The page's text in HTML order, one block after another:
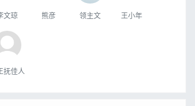
文琼 熊彦 领主文 王小年
抚佳人